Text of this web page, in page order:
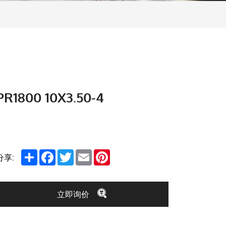
10X3.50-4
享: Share FacebookTwitterEmail
立即询价